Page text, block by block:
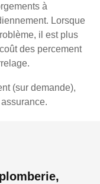
à
Lorsque
il est plus
des percement
(sur demande),